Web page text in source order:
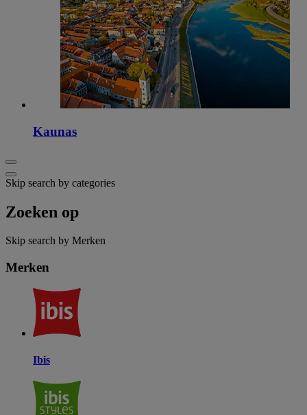
Kaunas
Skip search by categories
Zoeken op
Skip search by Merken
Merken
Ibis